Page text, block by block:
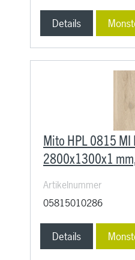
Details
Mito HPL 0815 MI
2800x1300x1
Artikelnummer
05815010286
Details